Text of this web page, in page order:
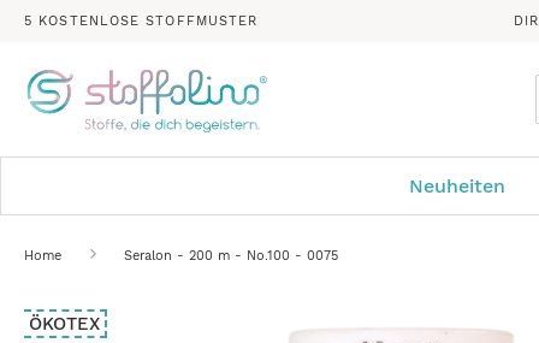
5 KOSTENLOSE STOFFMUSTER
Neuheiten
Home Seralon - 200 m - No.100 - 0075
Zum
Ende
ÖKOTEX